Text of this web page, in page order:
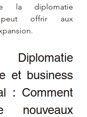
la diplomatie
peut offrir aux
Diplomatie
et business
: Comment
nouveaux